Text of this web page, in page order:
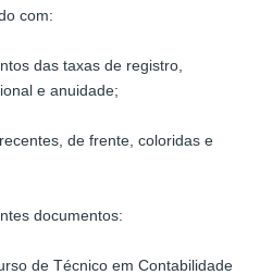
com:
das taxas de registro,
e anuidade;
de frente, coloridas e
documentos:
de Técnico em Contabilidade